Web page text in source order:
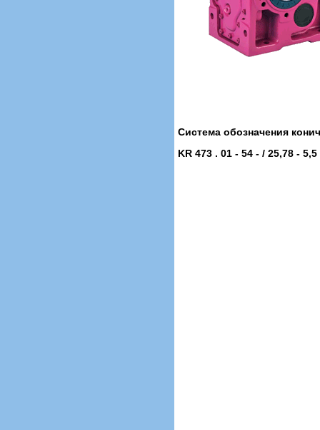
Система обозначения
KR 473 . 01 - 54 - / 25,78 -